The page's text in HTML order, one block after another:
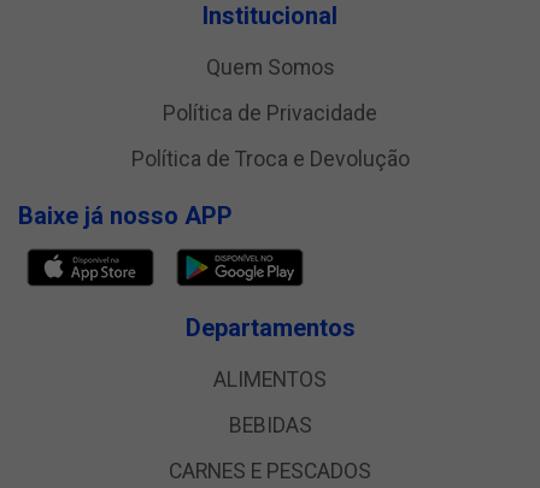
Institucional
Quem Somos
Política de Privacidade
Política de Troca e Devolução
Baixe já nosso APP
Departamentos
ALIMENTOS
BEBIDAS
CARNES E PESCADOS